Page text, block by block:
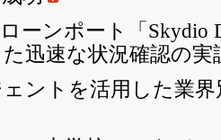
ーンポート「Skydio
迅速な状況確認の実
ントを活用した業